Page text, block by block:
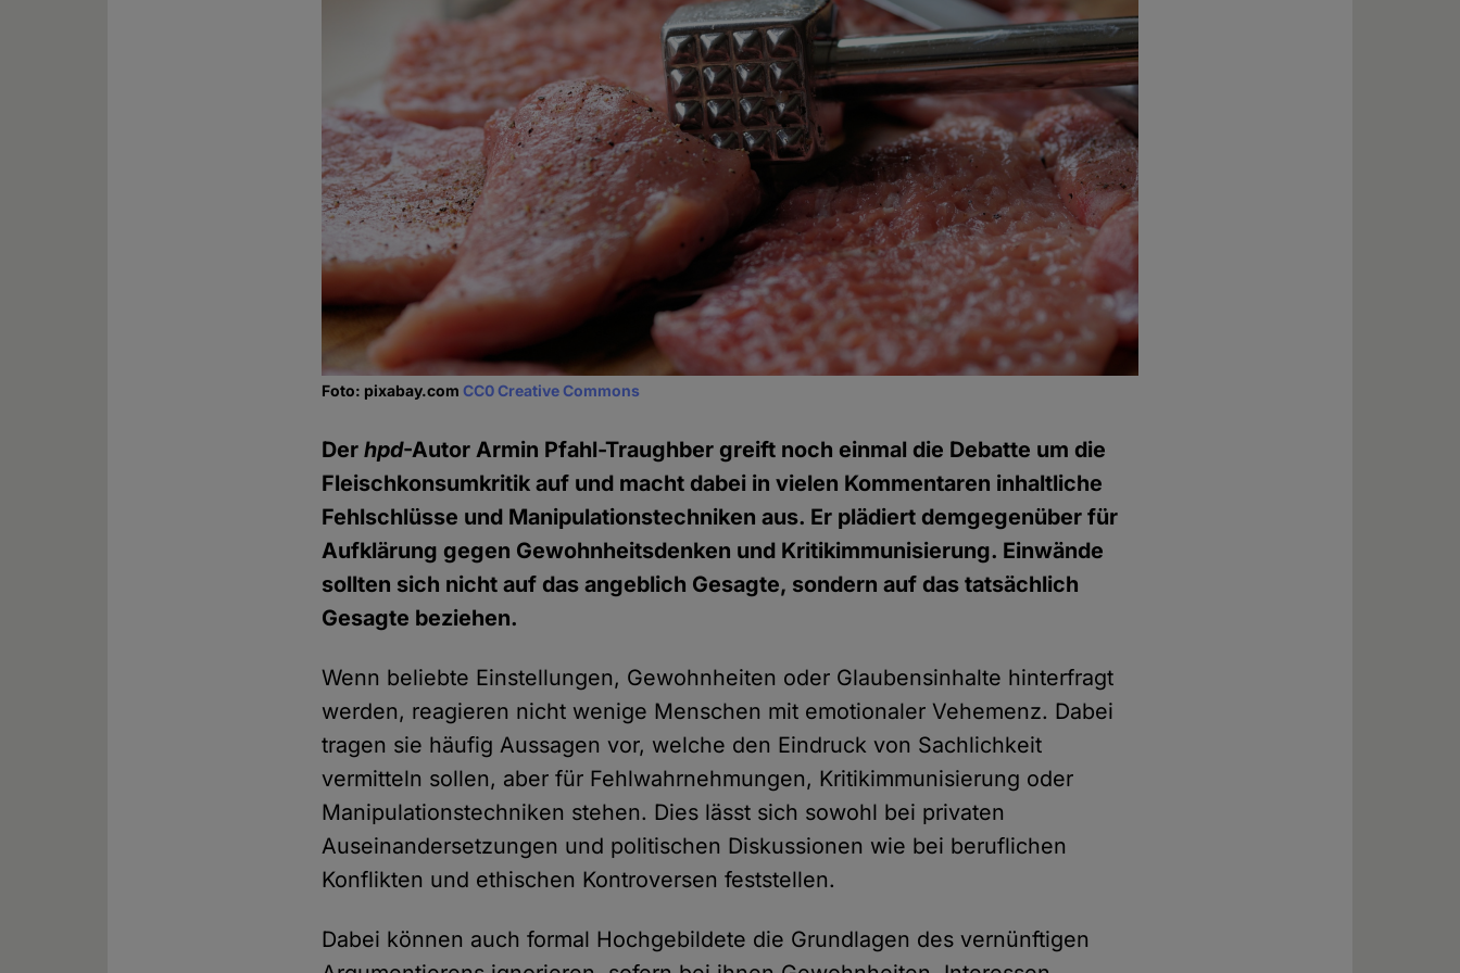
Foto: pixabay.comCC0 Creative Commons
Derhpd-Autor Armin Pfahl-Traughber greift noch einmal die Debatte um die
Fleischkonsumkritik auf und macht dabei in vielen Kommentaren inhaltliche
Fehlschlüsse und Manipulationstechniken aus. Er plädiert demgegenüber für
Aufklärung gegen Gewohnheitsdenken und Kritikimmunisierung. Einwände
sollten sich nicht auf das angeblich Gesagte, sondern auf das tatsächlich
Gesagte beziehen.
Wenn beliebte Einstellungen, Gewohnheiten oder Glaubensinhalte hinterfragt
werden, reagieren nicht wenige Menschen mit emotionaler Vehemenz. Dabei
tragen sie häufig Aussagen vor, welche den Eindruck von Sachlichkeit
vermitteln sollen, aber für Fehlwahrnehmungen, Kritikimmunisierung oder
Manipulationstechniken stehen. Dies lässt sich sowohl bei privaten
Auseinandersetzungen und politischen Diskussionen wie bei beruflichen
Konflikten und ethischen Kontroversen feststellen.
Dabei können auch formal Hochgebildete die Grundlagen des vernünftigen